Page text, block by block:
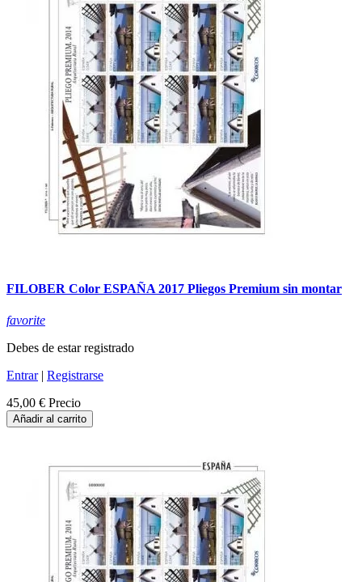
FILOBER Color ESPAÑA 2017 Pliegos Premium sin montar
favorite
Debes de estar registrado
Entrar| Registrarse
45,00 € Precio
Añadir al carrito